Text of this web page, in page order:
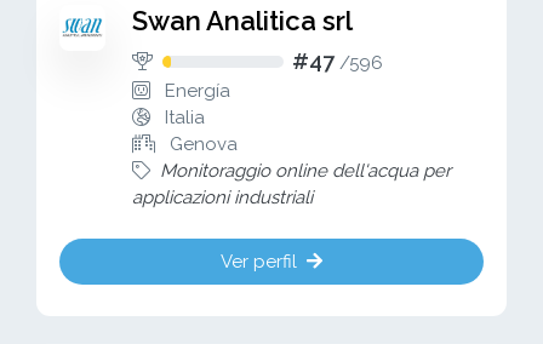
Swan Analitica srl
#47 /596
Energía
Italia
Genova
Monitoraggio online dell'acqua per
applicazioni industriali
Ver perfil